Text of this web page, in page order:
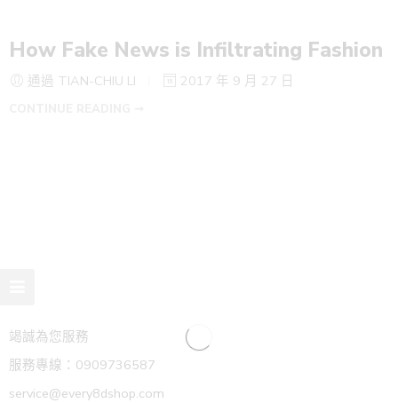
How Fake News is Infiltrating Fashion
通過 TIAN-CHIU LI 2017 年 9 月 27 日
竭誠為您服務
服務專線：0909736587
service@every8dshop.com